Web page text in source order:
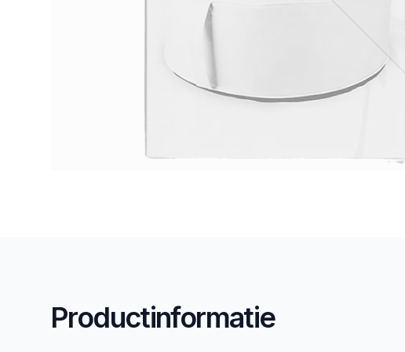
Productinformatie